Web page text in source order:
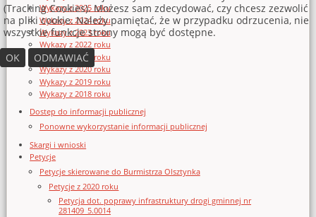
Wykazy z 2025 roku
Wykazy z 2024 roku
Wykazy z 2023 roku
Wykazy z 2022 roku
Wykazy z 2021 roku
Wykazy z 2020 roku
Wykazy z 2019 roku
Wykazy z 2018 roku
Dostęp do informacji publicznej
Ponowne wykorzystanie informacji publicznej
Skargi i wnioski
Petycje
Petycje skierowane do Burmistrza Olsztynka
Petycje z 2020 roku
Petycja dot. poprawy infrastruktury drogi gminnej nr
281409_5.0014
(Tracking Cookies). Możesz sam zdecydować, czy chcesz zezwolić
na pliki cookie. Należy pamiętać, że w przypadku odrzucenia, nie
wszystkie funkcje strony mogą być dostępne.
OK
ODMAWIAĆ